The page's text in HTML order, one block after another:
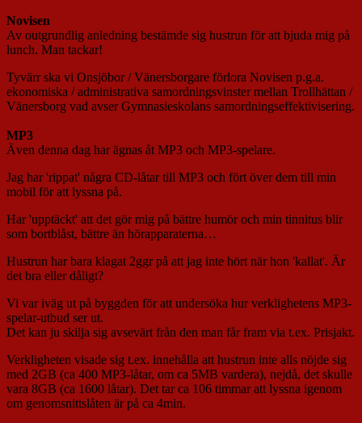
Novisen
Av outgrundlig anledning bestämde sig hustrun för att bjuda mig på
lunch. Man tackar!
Tyvärr ska vi Onsjöbor / Vänersborgare förlora Novisen p.g.a.
ekonomiska / administrativa samordningsvinster mellan Trollhättan /
Vänersborg vad avser Gymnasieskolans samordningseffektivisering.
MP3
Även denna dag har ägnas åt MP3 och MP3-spelare.
Jag har 'rippat' några CD-låtar till MP3 och fört över dem till min
mobil för att lyssna på.
Har 'upptäckt' att det gör mig på bättre humör och min tinnitus blir
som bortblåst, bättre än hörapparaterna…
Hustrun har bara klagat 2ggr på att jag inte hört när hon 'kallat'. Är
det bra eller dåligt?
Vi var iväg ut på byggden för att undersöka hur verklighetens MP3-
spelar-utbud ser ut.
Det kan ju skilja sig avsevärt från den man får fram via t.ex. Prisjakt.
Verkligheten visade sig t.ex. innehålla att hustrun inte alls nöjde sig
med 2GB (ca 400 MP3-låtar, om ca 5MB vardera), nejdå, det skulle
vara 8GB (ca 1600 låtar). Det tar ca 106 timmar att lyssna igenom
om genomsnittslåten är på ca 4min.